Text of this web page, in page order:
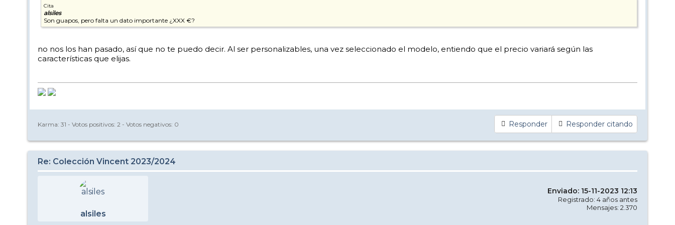
Cita
alsiles
Son guapos, pero falta un dato importante ¿XXX €?
no nos los han pasado, así que no te puedo decir. Al ser personalizables, una vez seleccionado el modelo, entiendo que el precio variará según las
características que elijas.
Responder Responder citando
Karma: 31 - Votos positivos: 2 - Votos negativos: 0
Re: Colección Vincent 2023/2024
alsiles
Enviado: 15-11-2023 12:13
Registrado: 4 años antes
Mensajes: 2.370